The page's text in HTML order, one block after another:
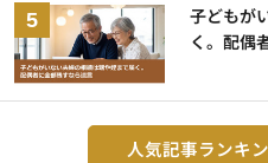
子どもが
く。配偶
人気記事ランキ